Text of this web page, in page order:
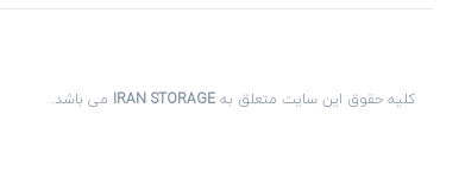
کلیه حقوق این سایت متعلق بهIRAN STORAGE می باشد.